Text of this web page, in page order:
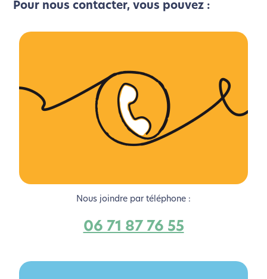
Pour nous contacter, vous pouvez :
Nous joindre par téléphone :
06 71 87 76 55